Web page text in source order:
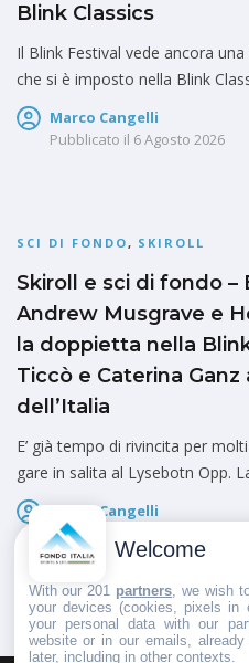
Blink Classics
Il Blink Festival vede ancora
che si è imposto nella Blink
Marco Cangelli
Pubblicato il 6 Agosto 2026
SCI DI FONDO, SKIROLL
Skiroll e sci di fondo –
Andrew Musgrave e
la doppietta nella
Ticcò e Caterina
dell’Italia
E’ già tempo di rivincita per
gare in salita al Lysebotn Opp.
Marco Cangelli
Pubblicato il
Welcome
With our 201 partners , we wish
your devices (cookies, pixels in
your personal data with our
website or in our emails,
later, including in other contexts.